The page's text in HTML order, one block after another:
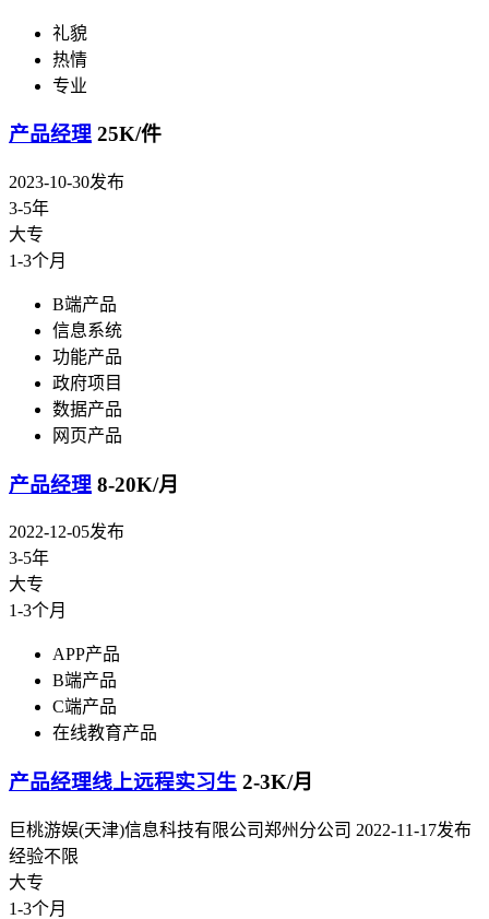
礼貌
热情
专业
产品经理 25K/件
2023-10-30发布
3-5年
大专
1-3个月
B端产品
信息系统
功能产品
政府项目
数据产品
网页产品
产品经理 8-20K/月
2022-12-05发布
3-5年
大专
1-3个月
APP产品
B端产品
C端产品
在线教育产品
产品经理线上远程实习生 2-3K/月
巨桃游娱(天津)信息科技有限公司郑州分公司 2022-11-17发布
经验不限
大专
1-3个月